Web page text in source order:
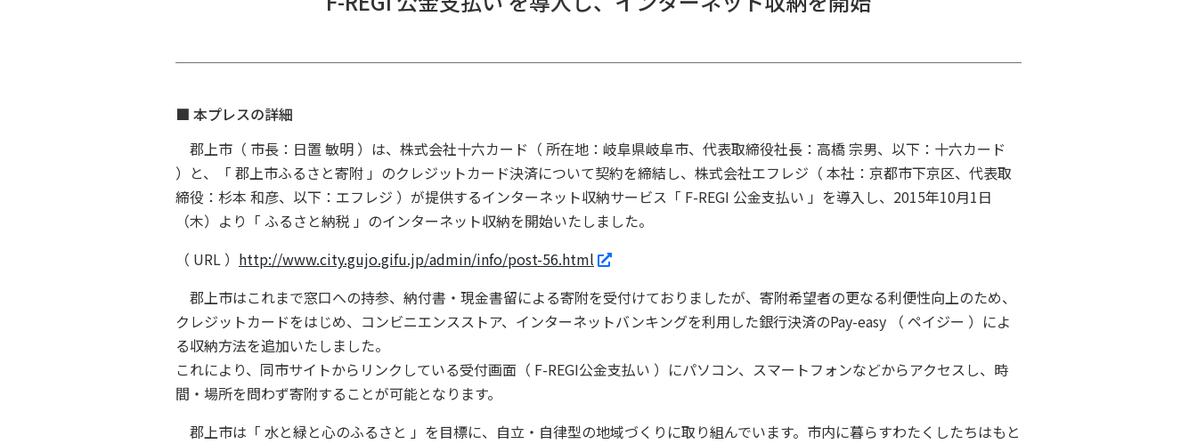
■ 本プレスの詳細
郡上市（ 市長：日置 敏明 ）は、株式会社十六カード（ 所在地：岐阜県岐阜市、代表取締役社長：高橋 宗男、以下：十六カード
）と、「 郡上市ふるさと寄附 」のクレジットカード決済について契約を締結し、株式会社エフレジ（ 本社：京都市下京区、代表取
締役：杉本 和彦、以下：エフレジ ）が提供するインターネット収納サービス「 F-REGI 公金支払い 」を導入し、2015年10月1日
（木）より「 ふるさと納税 」のインターネット収納を開始いたしました。
（ URL ） http://www.city.gujo.gifu.jp/admin/info/post-56.html
郡上市はこれまで窓口への持参、納付書・現金書留による寄附を受付けておりましたが、寄附希望者の更なる利便性向上のため、
クレジットカードをはじめ、コンビニエンスストア、インターネットバンキングを利用した銀行決済のPay-easy （ ペイジー ）によ
る収納方法を追加いたしました。
これにより、同市サイトからリンクしている受付画面（ F-REGI公金支払い ）にパソコン、スマートフォンなどからアクセスし、時
間・場所を問わず寄附することが可能となります。
郡上市は「 水と緑と心のふるさと 」を目標に、自立・自律型の地域づくりに取り組んでいます。市内に暮らすわたくしたちはもと